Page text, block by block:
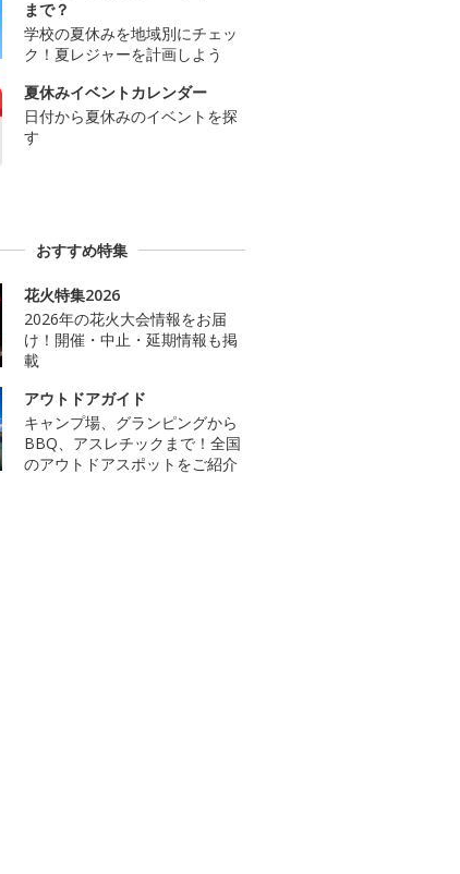
まで？
学校の夏休みを地域別にチェッ
ク！夏レジャーを計画しよう
夏休みイベントカレンダー
日付から夏休みのイベントを探
す
おすすめ特集
花火特集2026
2026年の花火大会情報をお届
け！開催・中止・延期情報も掲
載
アウトドアガイド
キャンプ場、グランピングから
BBQ、アスレチックまで！全国
のアウトドアスポットをご紹介